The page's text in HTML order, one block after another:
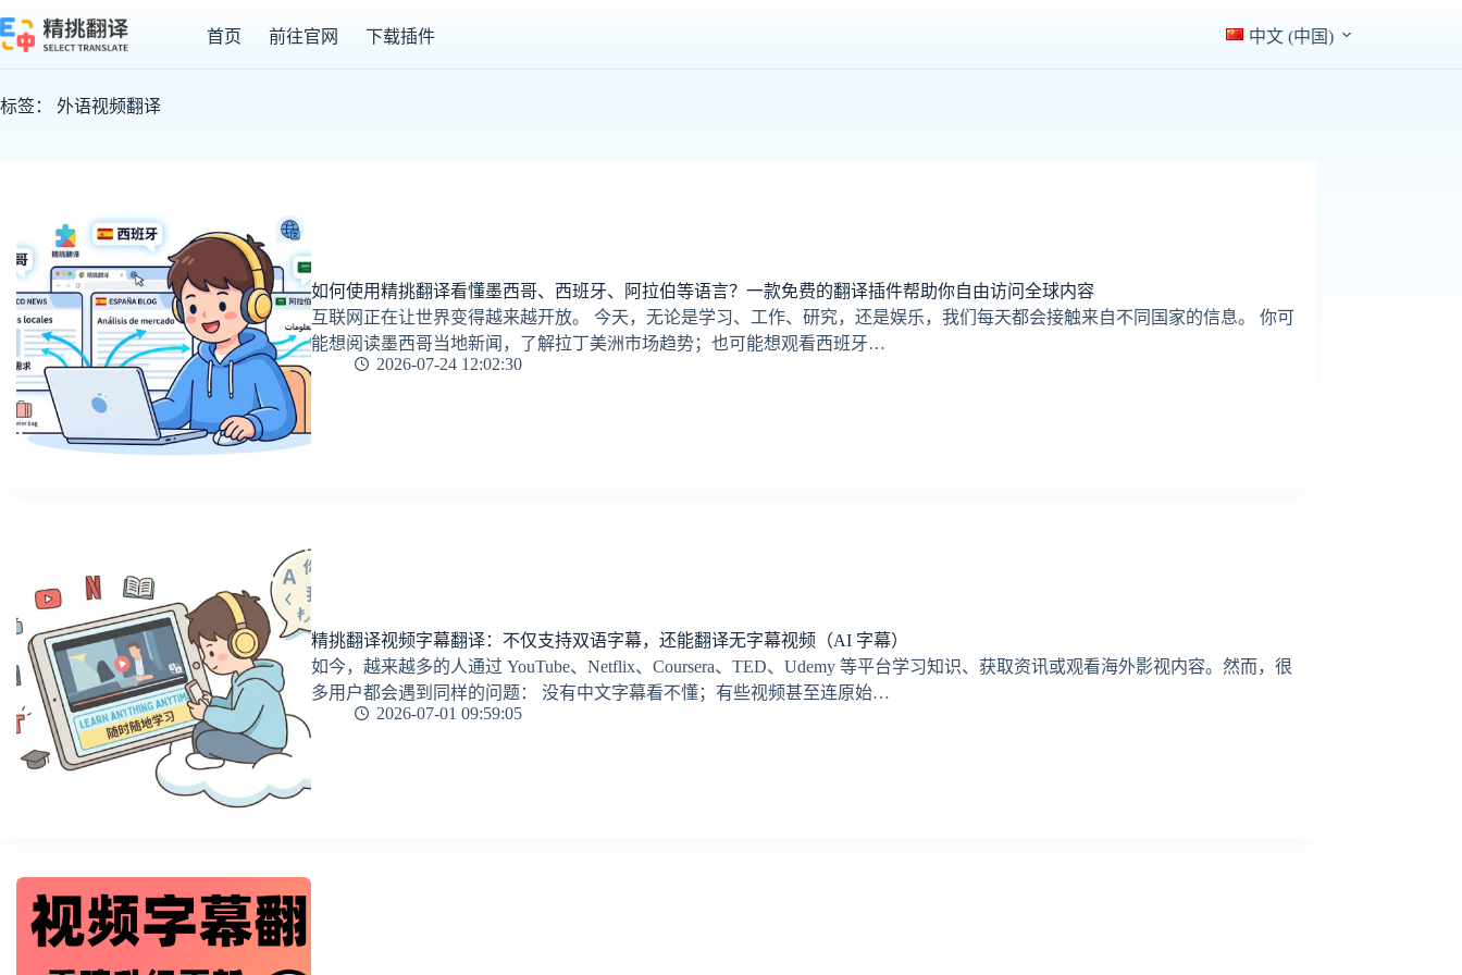
跳
至
首页 前往官网 下载插件 中文 (中国)
标签： 外语视频翻译
如何使用精挑翻译看懂墨西哥、西班牙、阿拉伯等语言？一款免费的翻译插件帮助你自由访问全球内容
互联网正在让世界变得越来越开放。 今天，无论是学习、工作、研究，还是娱乐，我们每天都会接触来自不同国家的信息。 你可
能想阅读墨西哥当地新闻，了解拉丁美洲市场趋势；也可能想观看西班牙…
2026-07-24 12:02:30
精挑翻译视频字幕翻译：不仅支持双语字幕，还能翻译无字幕视频（AI 字幕）
如今，越来越多的人通过 YouTube、Netflix、Coursera、TED、Udemy 等平台学习知识、获取资讯或观看海外影视内容。然而，很
多用户都会遇到同样的问题： 没有中文字幕看不懂；有些视频甚至连原始…
2026-07-01 09:59:05